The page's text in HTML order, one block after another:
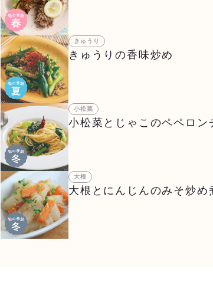
きゅうり
きゅうりの香味炒め
小松菜
小松菜とじゃこのペペロン
大根
大根とにんじんのみそ炒め